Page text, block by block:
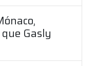
Gasly